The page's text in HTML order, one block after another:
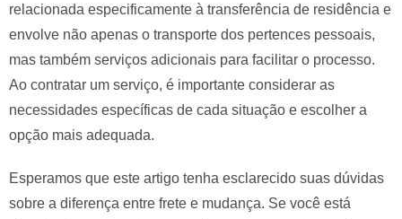
relacionada especificamente à transferência de residência e
envolve não apenas o transporte dos pertences pessoais,
mas também serviços adicionais para facilitar o processo.
Ao contratar um serviço, é importante considerar as
necessidades específicas de cada situação e escolher a
opção mais adequada.
Esperamos que este artigo tenha esclarecido suas dúvidas
sobre a diferença entre frete e mudança. Se você está